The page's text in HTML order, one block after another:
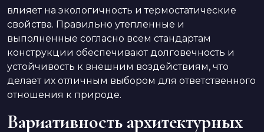
влияет на экологичность и термостатические
свойства. Правильно утепленные и
выполненные согласно всем стандартам
конструкции обеспечивают долговечность и
устойчивость к внешним воздействиям, что
делает их отличным выбором для ответственного
отношения к природе.
Вариативность архитектурных